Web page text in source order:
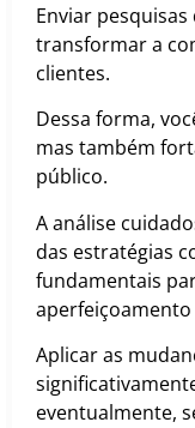
Enviar
transformar a
clientes.
Dessa forma,
mas também
público.
A análise
das estratégias
fundamentais
Aplicar as
eventualmente,